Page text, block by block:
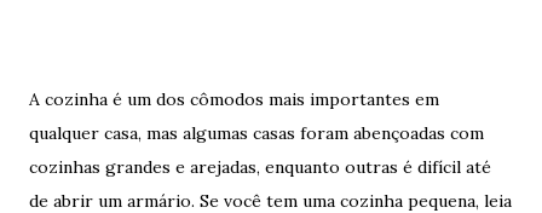
A cozinha é um dos cômodos mais importantes em
qualquer casa, mas algumas casas foram abençoadas com
cozinhas grandes e arejadas, enquanto outras é difícil até
de abrir um armário. Se você tem uma cozinha pequena, leia